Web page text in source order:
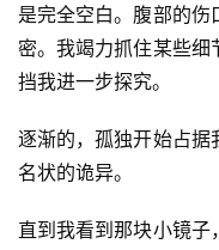
是完全空白。腹部的
密。我竭力抓住某些细
挡我进一步探究。
逐渐的，孤独开始占据
名状的诡异。
直到我看到那块小镜子